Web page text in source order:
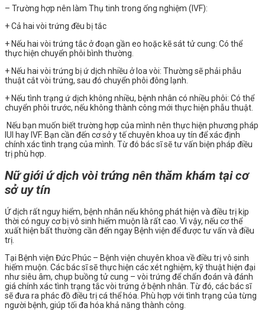
– Trường hợp nên làm Thụ tinh trong ống nghiệm (IVF):
+ Cả hai vòi trứng đều bị tắc
+ Nếu hai vòi trứng tắc ở đoạn gần eo hoặc kẽ sát tử cung: Có thể
thực hiện chuyển phôi bình thường.
+ Nếu hai vòi trứng bị ứ dịch nhiều ở loa vòi: Thường sẽ phải phẫu
thuật cắt vòi trứng, sau đó chuyển phôi đông lạnh.
+ Nếu tình trạng ứ dịch không nhiều, bệnh nhân có nhiều phôi: Có thể
chuyển phôi trước, nếu không thành công mới thực hiện phẫu thuật.
Nếu bạn muốn biết trường hợp của mình nên thực hiện phương pháp
IUI hay IVF. Bạn cần đến cơ sở y tế chuyên khoa uy tín để xác định
chính xác tình trạng của mình. Từ đó bác sĩ sẽ tư vấn biện pháp điều
trị phù hợp.
Nữ giới ứ dịch vòi trứng nên thăm khám tại cơ
sở uy tín
Ứ dịch rất nguy hiểm, bệnh nhân nếu không phát hiện và điều trị kịp
thời có nguy cơ bị vô sinh hiếm muộn là rất cao. Vì vậy, nếu cơ thể
xuất hiện bất thường cần đến ngay Bệnh viện để được tư vấn và điều
trị.
Tại Bệnh viện Đức Phúc – Bệnh viện chuyên khoa về điều trị vô sinh
hiếm muộn. Các bác sĩ sẽ thực hiện các xét nghiệm, kỹ thuật hiện đại
như siêu âm, chụp buồng tử cung – vòi trứng để chẩn đoán và đánh
giá chính xác tình trạng tắc vòi trứng ở bệnh nhân. Từ đó, các bác sĩ
sẽ đưa ra phác đồ điều trị cá thể hóa. Phù hợp với tình trạng của từng
người bệnh, giúp tối đa hóa khả năng thành công.